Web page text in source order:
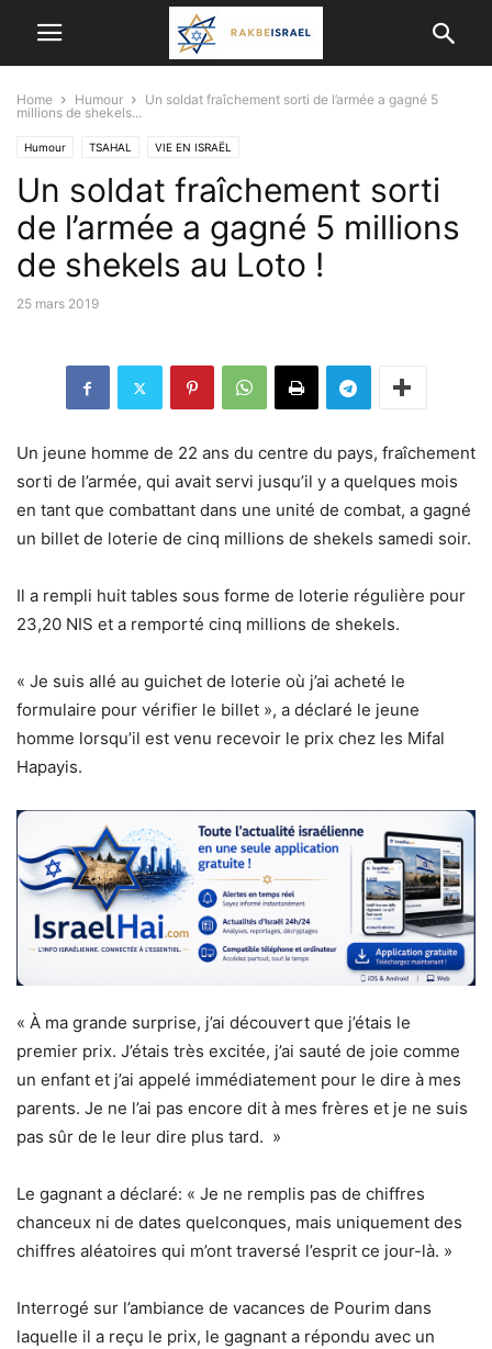
Home Humour
Un soldat fraîchement sorti de l’armée a gagné 5
millions de shekels...
Humour TSAHAL VIE EN ISRAËL
Un soldat fraîchement sorti
de l’armée a gagné 5 millions
de shekels au Loto !
25 mars 2019
Un jeune homme de 22 ans du centre du pays, fraîchement
sorti de l’armée, qui avait servi jusqu’il y a quelques mois
en tant que combattant dans une unité de combat, a gagné
un billet de loterie de cinq millions de shekels samedi soir.
Il a rempli huit tables sous forme de loterie régulière pour
23,20 NIS et a remporté cinq millions de shekels.
« Je suis allé au guichet de loterie où j’ai acheté le
formulaire pour vérifier le billet », a déclaré le jeune
homme lorsqu’il est venu recevoir le prix chez les Mifal
Hapayis.
« À ma grande surprise, j’ai découvert que j’étais le
premier prix. J’étais très excitée, j’ai sauté de joie comme
un enfant et j’ai appelé immédiatement pour le dire à mes
parents. Je ne l’ai pas encore dit à mes frères et je ne suis
pas sûr de le leur dire plus tard. »
Le gagnant a déclaré: « Je ne remplis pas de chiffres
chanceux ni de dates quelconques, mais uniquement des
chiffres aléatoires qui m’ont traversé l’esprit ce jour-là. »
Interrogé sur l’ambiance de vacances de Pourim dans
laquelle il a reçu le prix, le gagnant a répondu avec un